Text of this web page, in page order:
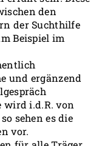
den
der Suchthilfe
Beispiel im
und ergänzend
wird i.d.R. von
sehen es die
vor.